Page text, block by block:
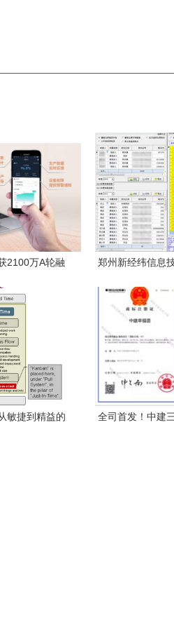
2100万A轮融
郑州新经纬信息
敏捷到精益的
全司首发！中建